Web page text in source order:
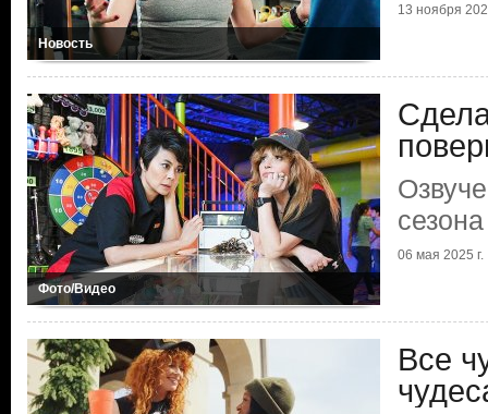
Новость
13 ноября
Фото/Видео
06 мая 2025 г.
Все